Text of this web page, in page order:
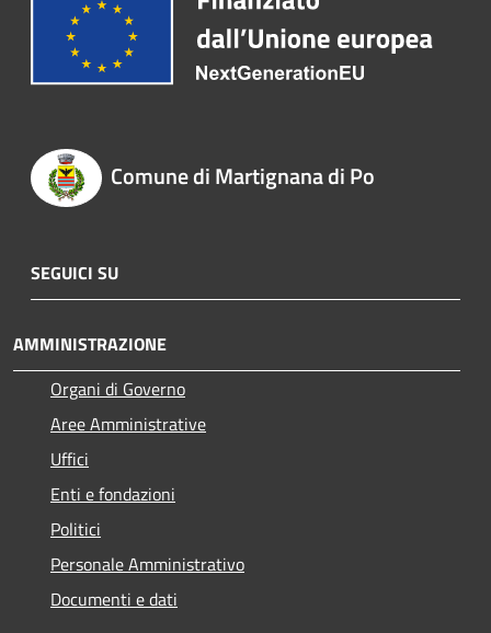
Comune di Martignana di Po
SEGUICI SU
AMMINISTRAZIONE
Organi di Governo
Aree Amministrative
Uffici
Enti e fondazioni
Politici
Personale Amministrativo
Documenti e dati